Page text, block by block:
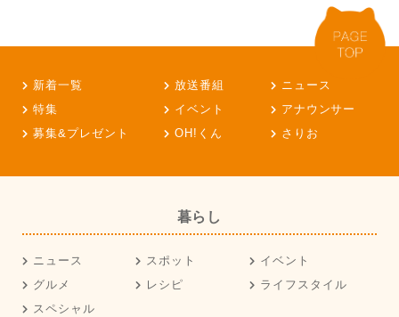
新着一覧 放送番組
ニュース
特集
イベント
アナウンサー
募集&プレゼント
OH!くん さりお
暮らし
ニュース スポット
イベント
グルメ
レシピ
ライフスタイル
スペシャル